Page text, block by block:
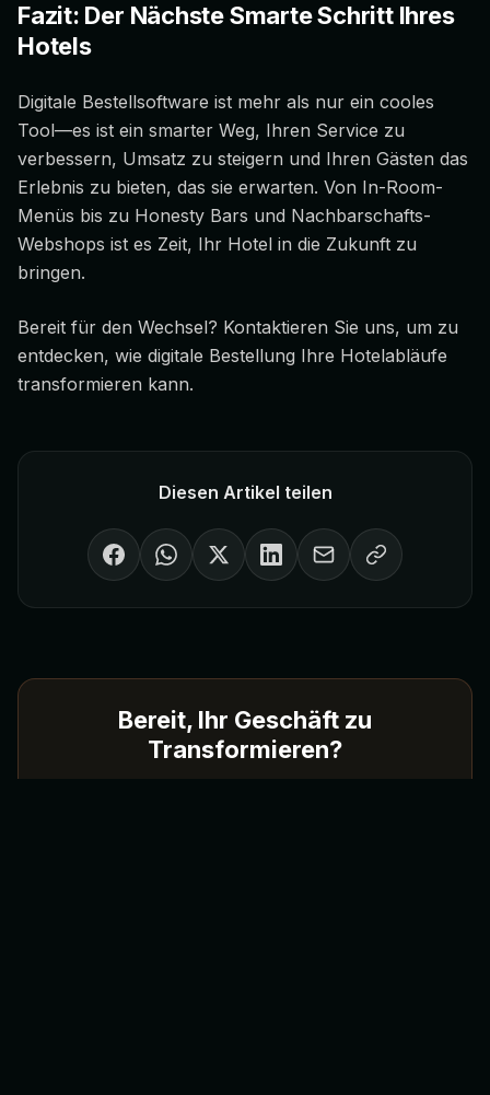
Fazit: Der Nächste Smarte Schritt Ihres
Hotels
Digitale Bestellsoftware ist mehr als nur ein cooles
Tool—es ist ein smarter Weg, Ihren Service zu
verbessern, Umsatz zu steigern und Ihren Gästen das
Erlebnis zu bieten, das sie erwarten. Von In-Room-
Menüs bis zu Honesty Bars und Nachbarschafts-
Webshops ist es Zeit, Ihr Hotel in die Zukunft zu
bringen.
Bereit für den Wechsel? Kontaktieren Sie uns, um zu
entdecken, wie digitale Bestellung Ihre Hotelabläufe
transformieren kann.
Diesen Artikel teilen
Bereit, Ihr Geschäft zu
Transformieren?